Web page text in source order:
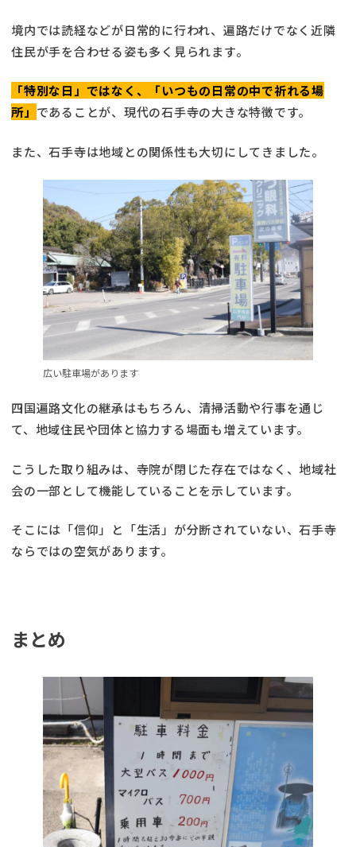
境内では読経などが日常的に行われ、遍路だけでなく近隣
住民が手を合わせる姿も多く見られます。
「特別な日」ではなく、「いつもの日常の中で祈れる場
所」 であることが、現代の石手寺の大きな特徴です。
また、石手寺は地域との関係性も大切にしてきました。
広い駐車場があります
四国遍路文化の継承はもちろん、清掃活動や行事を通じ
て、地域住民や団体と協力する場面も増えています。
こうした取り組みは、寺院が閉じた存在ではなく、地域社
会の一部として機能していることを示しています。
そこには「信仰」と「生活」が分断されていない、石手寺
ならではの空気があります。
まとめ